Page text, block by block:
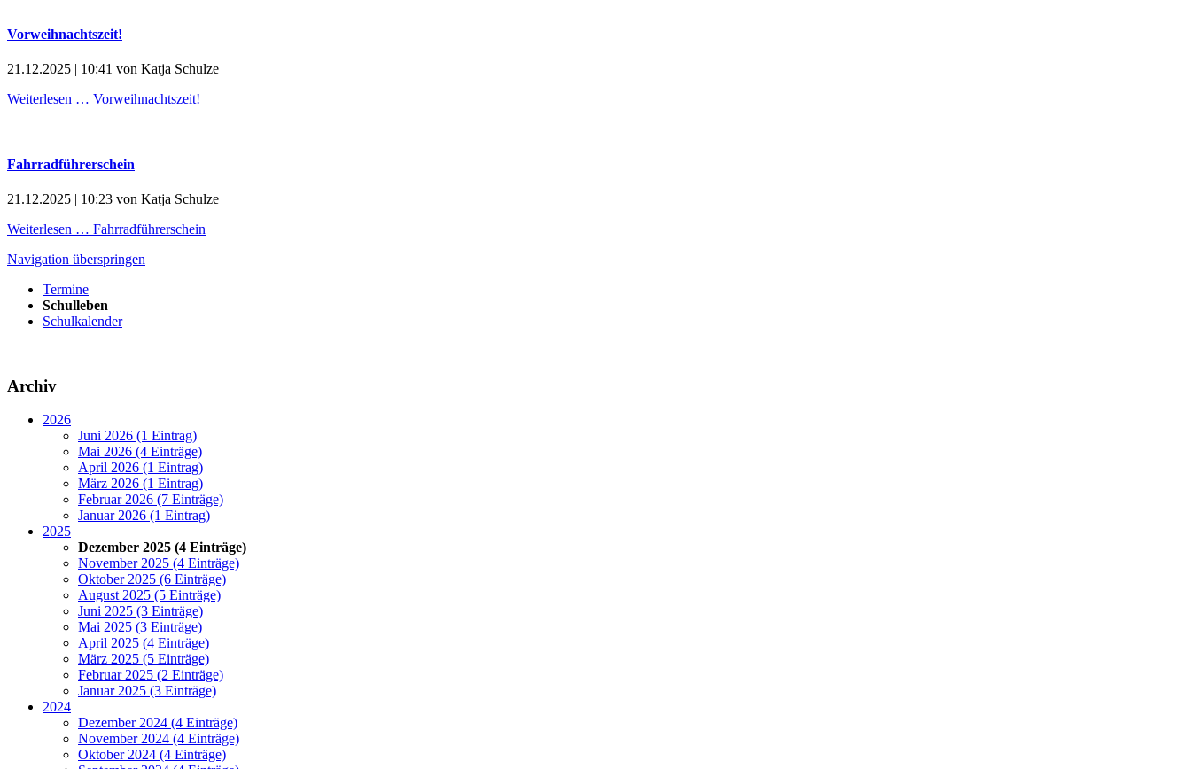
Vorweihnachtszeit!
21.12.2025 | 10:41 von Katja Schulze
Weiterlesen … Vorweihnachtszeit!
Fahrradführerschein
21.12.2025 | 10:23 von Katja Schulze
Weiterlesen … Fahrradführerschein
Navigation überspringen
Termine
Schulleben
Schulkalender
Archiv
2026
Juni 2026 (1 Eintrag)
Mai 2026 (4 Einträge)
April 2026 (1 Eintrag)
März 2026 (1 Eintrag)
Februar 2026 (7 Einträge)
Januar 2026 (1 Eintrag)
2025
Dezember 2025 (4 Einträge)
November 2025 (4 Einträge)
Oktober 2025 (6 Einträge)
August 2025 (5 Einträge)
Juni 2025 (3 Einträge)
Mai 2025 (3 Einträge)
April 2025 (4 Einträge)
März 2025 (5 Einträge)
Februar 2025 (2 Einträge)
Januar 2025 (3 Einträge)
2024
Dezember 2024 (4 Einträge)
November 2024 (4 Einträge)
Oktober 2024 (4 Einträge)